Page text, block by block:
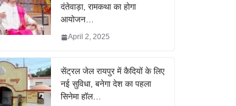
दंतेवाड़ा, रामकथा का होगा
आयोजन…
April 2, 2025
सेंट्रल जेल रायपुर में कैदियों के लिए
नई सुविधा, बनेगा देश का पहला
सिनेमा हॉल…